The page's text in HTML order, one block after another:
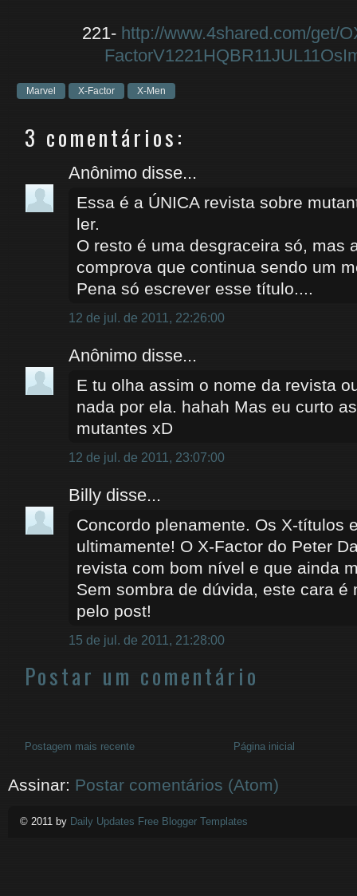
221- http://www.4shared.com/get/
Marvel X-Factor X-Men
3 comentários:
Anônimo disse...
Essa é a ÚNICA revista sobre
ler.
O resto é uma desgraceira só, mas
comprova que continua sendo um
Pena só escrever esse título....
12 de jul. de 2011, 22:26:00
Anônimo disse...
E tu olha assim o nome da revista
nada por ela. hahah Mas eu curto
mutantes xD
12 de jul. de 2011, 23:07:00
Billy disse...
Concordo plenamente. Os X-títulos
ultimamente! O X-Factor do Peter
revista com bom nível e que ainda
Sem sombra de dúvida, este cara é
pelo post!
15 de jul. de 2011, 21:28:00
Postar um comentário
Postagem mais recente Página inicial
Assinar: Postar comentários (Atom)
© 2011 by Daily Updates Free Blogger Templates